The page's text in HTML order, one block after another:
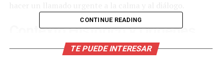
Contexto Histórico y Orígenes
del Conflicto
CONTINUE READING
TE PUEDE INTERESAR